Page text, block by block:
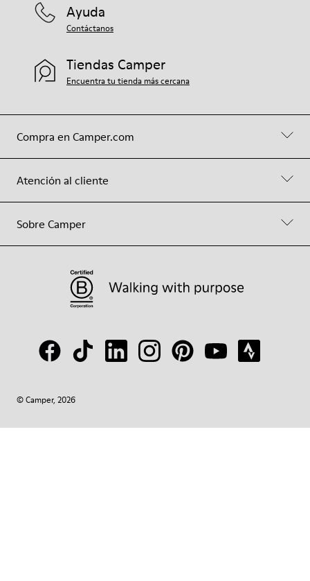
Compra en Camper.com
Atención al cliente
Sobre Camper
Ayuda
Contáctanos
Tiendas Camper
Encuentra tu tienda más cercana
© Camper, 2026